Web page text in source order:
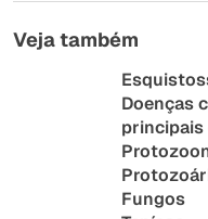
Veja também
Doenças
principais
Fungos